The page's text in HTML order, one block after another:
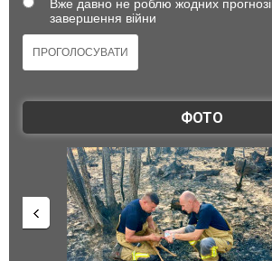
Вже давно не роблю жодних
завершення війни
ФОТО